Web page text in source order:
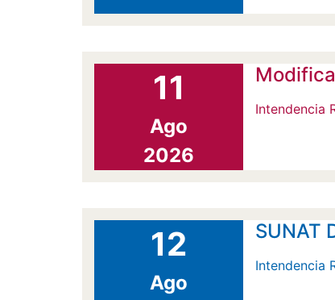
11
Ago
2026
Intendencia
12
Ago
SUNAT
Intendencia